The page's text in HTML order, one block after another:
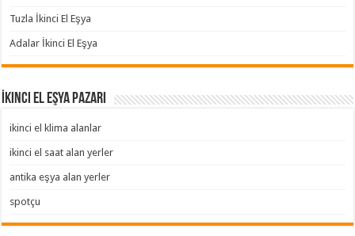
Tuzla İkinci El Eşya
Adalar İkinci El Eşya
İkinci El Eşya Pazarı
ikinci el klima alanlar
ikinci el saat alan yerler
antika eşya alan yerler
spotçu